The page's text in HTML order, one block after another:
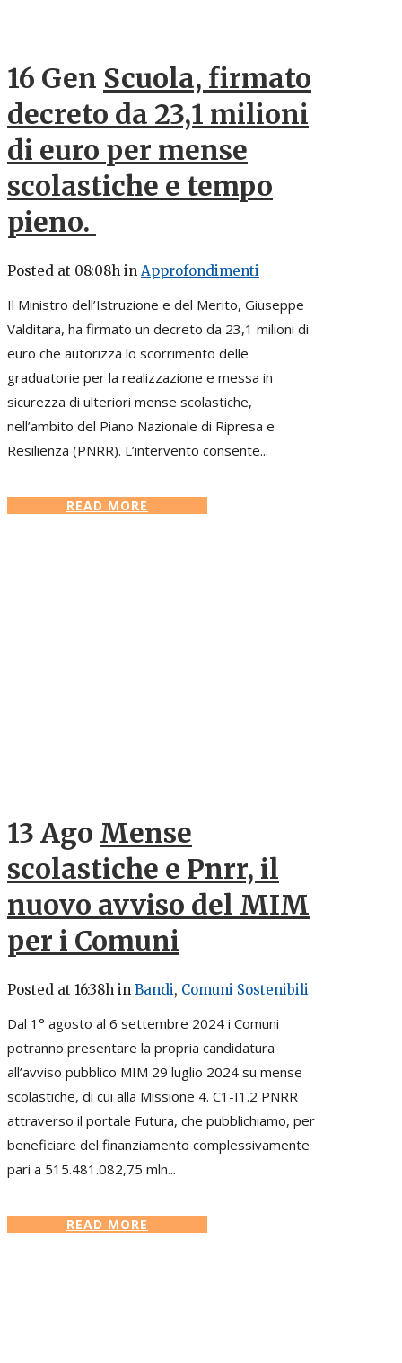
16 Gen Scuola, firmato
decreto da 23,1 milioni
di euro per mense
scolastiche e tempo
pieno.
Posted at 08:08h in Approfondimenti
Il Ministro dell’Istruzione e del Merito, Giuseppe
Valditara, ha firmato un decreto da 23,1 milioni di
euro che autorizza lo scorrimento delle
graduatorie per la realizzazione e messa in
sicurezza di ulteriori mense scolastiche,
nell’ambito del Piano Nazionale di Ripresa e
Resilienza (PNRR). L’intervento consente...
READ MORE
13 Ago Mense
scolastiche e Pnrr, il
nuovo avviso del MIM
per i Comuni
Posted at 16:38h in Bandi, Comuni Sostenibili
Dal 1° agosto al 6 settembre 2024 i Comuni
potranno presentare la propria candidatura
all’avviso pubblico MIM 29 luglio 2024 su mense
scolastiche, di cui alla Missione 4. C1-I1.2 PNRR
attraverso il portale Futura, che pubblichiamo, per
beneficiare del finanziamento complessivamente
pari a 515.481.082,75 mln...
READ MORE